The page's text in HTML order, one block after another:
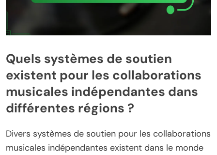
Quels systèmes de soutien
existent pour les collaborations
musicales indépendantes dans
différentes régions ?
Divers systèmes de soutien pour les collaborations
musicales indépendantes existent dans le monde